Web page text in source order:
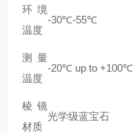
环境
温度
-30℃-55℃
测量
温度
-20℃ up to
棱镜
材质
光学级蓝宝石